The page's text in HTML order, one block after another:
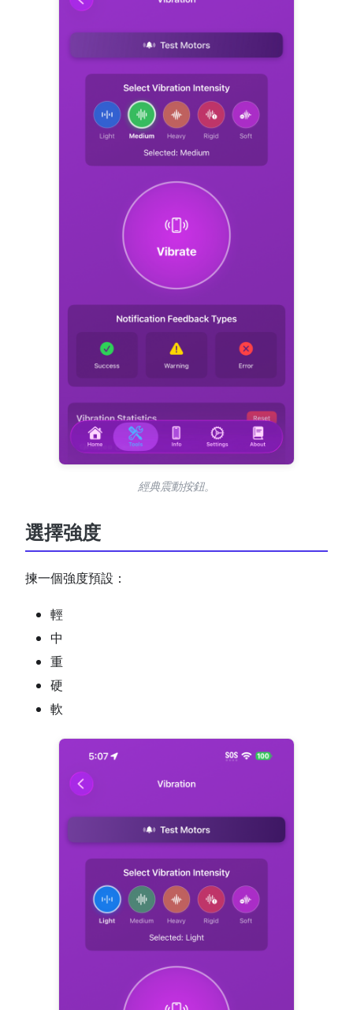
經典震動按鈕。
選擇強度
揀一個強度預設：
輕
中
重
硬
軟